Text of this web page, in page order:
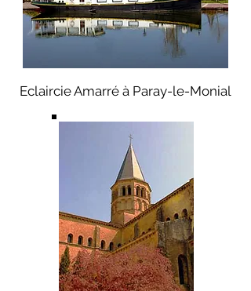
Eclaircie Amarré à Paray-le-Monial